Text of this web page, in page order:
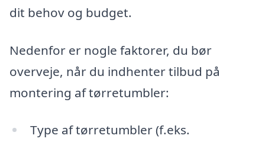
dit behov og budget.
Nedenfor er nogle faktorer, du bør
overveje, når du indhenter tilbud på
montering af tørretumbler:
Type af tørretumbler (f.eks.